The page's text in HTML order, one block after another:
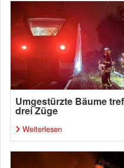
Umgestürzte Bäume
drei Züge
Weiterlesen